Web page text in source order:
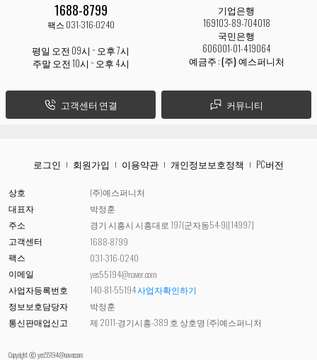
1688-8799
팩스 031-316-0240
평일 오전 09시 ~ 오후 7시
주말 오전 10시 ~ 오후 4시
고객센터 연결
기업은행
169103-89-704018
국민은행
606001-01-419064
예금주 :(주) 예스퍼니처
커뮤니티
로그인 회원가입 이용약관 개인정보보호정책 PC버전
상호
(주)예스퍼니처
대표자
박정훈
주소
경기 시흥시 시흥대로 197(군자동54-9)[14997]
고객센터
1688-8799
팩스
031-316-0240
이메일
yes55194@naver.com
사업자등록번호
140-81-55194사업자확인하기
정보보호담당자
박정훈
통신판매업신고
제 2011-경기시흥-389 호 상호명 (주)예스퍼니처
Copyright ⓒ yes55194@naver.com